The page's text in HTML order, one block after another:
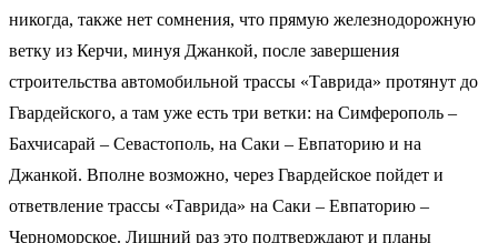
никогда, также нет сомнения, что прямую железнодорожную
ветку из Керчи, минуя Джанкой, после завершения
строительства автомобильной трассы «Таврида» протянут до
Гвардейского, а там уже есть три ветки: на Симферополь –
Бахчисарай – Севастополь, на Саки – Евпаторию и на
Джанкой. Вполне возможно, через Гвардейское пойдет и
ответвление трассы «Таврида» на Саки – Евпаторию –
Черноморское. Лишний раз это подтверждают и планы